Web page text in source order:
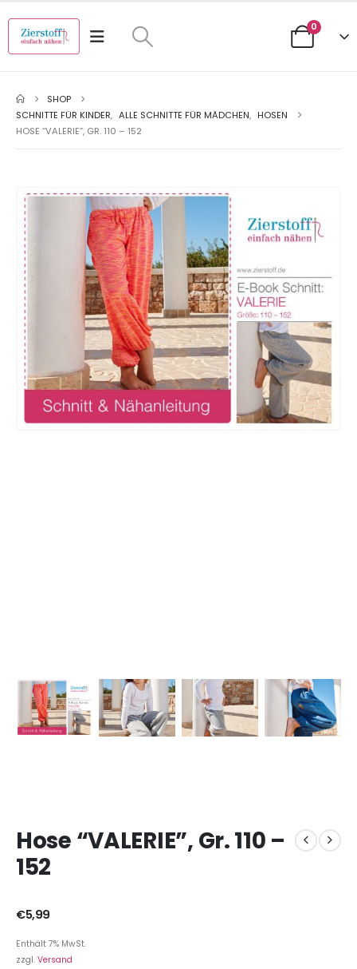
0
SHOP
SCHNITTE FÜR KINDER, ALLE SCHNITTE FÜR MÄDCHEN, HOSEN
HOSE “VALERIE”, GR. 110 – 152
Hose “VALERIE”, Gr. 110 –
152
€5,99
Enthält 7% MwSt.
zzgl. Versand